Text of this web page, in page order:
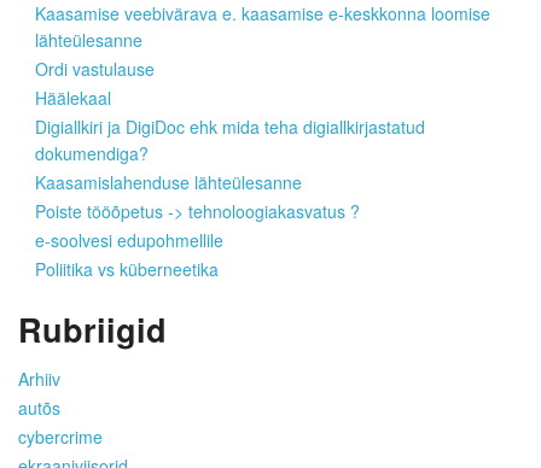
Kaasamise veebivärava e. kaasamise e-keskkonna loomise
lähteülesanne
Ordi vastulause
Häälekaal
Digiallkiri ja DigiDoc ehk mida teha digiallkirjastatud
dokumendiga?
Kaasamislahenduse lähteülesanne
Poiste tööõpetus -> tehnoloogiakasvatus ?
e-soolvesi edupohmellile
Poliitika vs küberneetika
Rubriigid
Arhiiv
autõs
cybercrime